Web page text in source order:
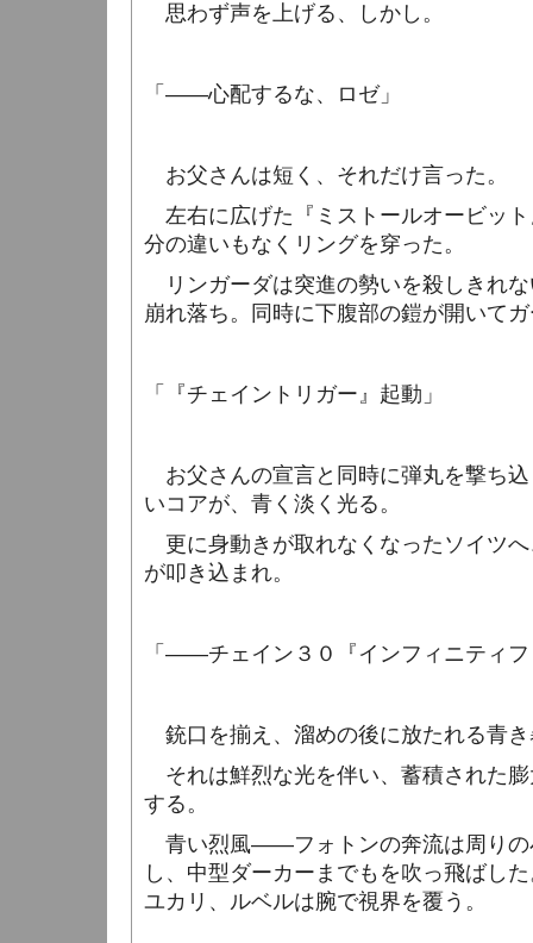
思わず声を上げる、しかし。
「――心配するな、ロゼ」
お父さんは短く、それだけ言った。
左右に広げた『ミストールオービッ
分の違いもなくリングを穿った。
リンガーダは突進の勢いを殺しきれ
崩れ落ち。同時に下腹部の鎧が開いて
「『チェイントリガー』起動」
お父さんの宣言と同時に弾丸を撃ち
いコアが、青く淡く光る。
更に身動きが取れなくなったソイツ
が叩き込まれ。
「――チェイン３０『インフィニティ
銃口を揃え、溜めの後に放たれる青
それは鮮烈な光を伴い、蓄積された
する。
青い烈風――フォトンの奔流は周りの
し、中型ダーカーまでもを吹っ飛ばし
ユカリ、ルベルは腕で視界を覆う。